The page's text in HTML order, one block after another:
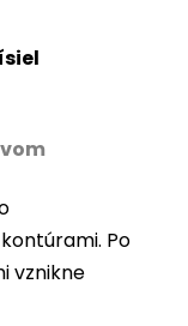
Po
vznikne